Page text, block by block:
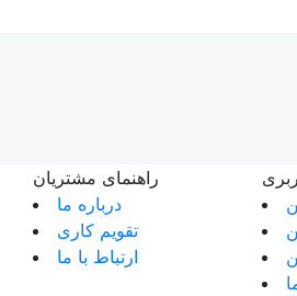
راهنمای مشتریان
درباره ما
تقویم کاری
ارتباط با ما